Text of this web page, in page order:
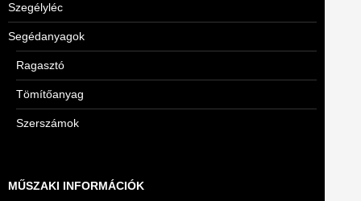
Szegélyléc
Segédanyagok
Ragasztó
Tömítőanyag
Szerszámok
MŰSZAKI INFORMÁCIÓK